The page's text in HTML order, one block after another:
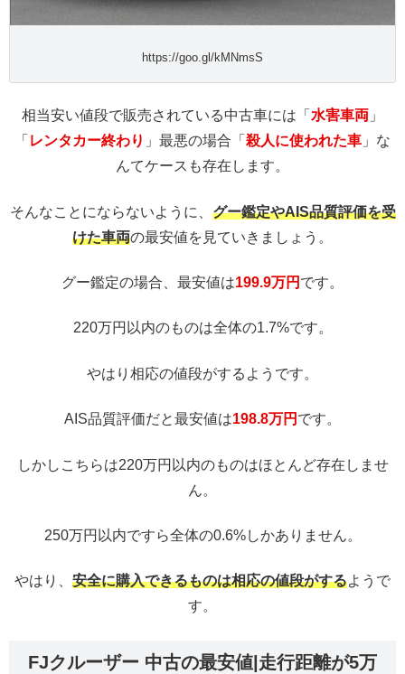
https://goo.gl/kMNmsS
相当安い値段で販売されている中古車には「 水害車両 」
「 レンタカー終わり 」最悪の場合「 殺人に使われた車 」な
んてケースも存在します。
そんなことにならないように、 グー鑑定やAIS品質評価を受
けた車両の最安値を見ていきましょう。
グー鑑定の場合、最安値は199.9万円 です。
220万円以内のものは全体の1.7%です。
やはり相応の値段がするようです。
AIS品質評価だと最安値は198.8万円 です。
しかしこちらは220万円以内のものはほとんど存在しませ
ん。
250万円以内ですら全体の0.6%しかありません。
やはり、 安全に購入できるものは相応の値段がするようで
す。
FJクルーザー 中古の最安値|走行距離が5万